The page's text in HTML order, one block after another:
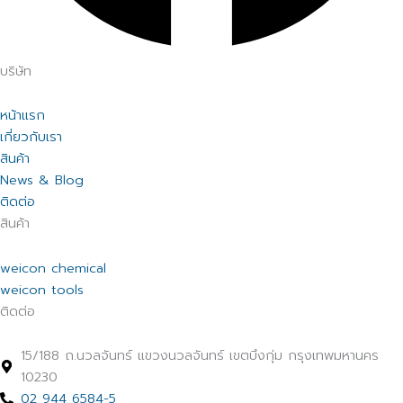
บริษัท
หน้าแรก
เกี่ยวกับเรา
สินค้า
News & Blog
ติดต่อ
สินค้า
weicon chemical
weicon tools
ติดต่อ
15/188 ถ.นวลจันทร์ แขวงนวลจันทร์ เขตบึงกุ่ม กรุงเทพมหานคร
10230
02 944 6584-5